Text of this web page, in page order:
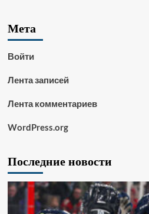
Мета
Войти
Лента записей
Лента комментариев
WordPress.org
Последние новости